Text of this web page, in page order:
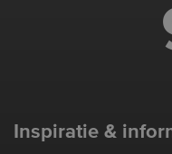
Inspiratie &